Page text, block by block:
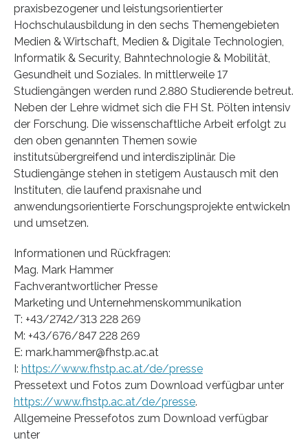
praxisbezogener und leistungsorientierter
Hochschulausbildung in den sechs Themengebieten
Medien & Wirtschaft, Medien & Digitale Technologien,
Informatik & Security, Bahntechnologie & Mobilität,
Gesundheit und Soziales. In mittlerweile 17
Studiengängen werden rund 2.880 Studierende betreut.
Neben der Lehre widmet sich die FH St. Pölten intensiv
der Forschung. Die wissenschaftliche Arbeit erfolgt zu
den oben genannten Themen sowie
institutsübergreifend und interdisziplinär. Die
Studiengänge stehen in stetigem Austausch mit den
Instituten, die laufend praxisnahe und
anwendungsorientierte Forschungsprojekte entwickeln
und umsetzen.
Informationen und Rückfragen:
Mag. Mark Hammer
Fachverantwortlicher Presse
Marketing und Unternehmenskommunikation
T: +43/2742/313 228 269
M: +43/676/847 228 269
E: mark.hammer@fhstp.ac.at
I: https://www.fhstp.ac.at/de/presse
Pressetext und Fotos zum Download verfügbar unter
https://www.fhstp.ac.at/de/presse.
Allgemeine Pressefotos zum Download verfügbar
unter